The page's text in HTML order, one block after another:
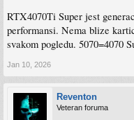
RTX4070Ti Super jest
performansi. Nema blize
svakom pogledu. 5070=4070
Jan 10, 2026
Reventon
Veteran foruma